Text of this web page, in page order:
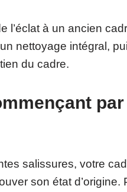
l’éclat à un ancien
nettoyage intégral,
du cadre.
salissures, votre
son état d’origine.